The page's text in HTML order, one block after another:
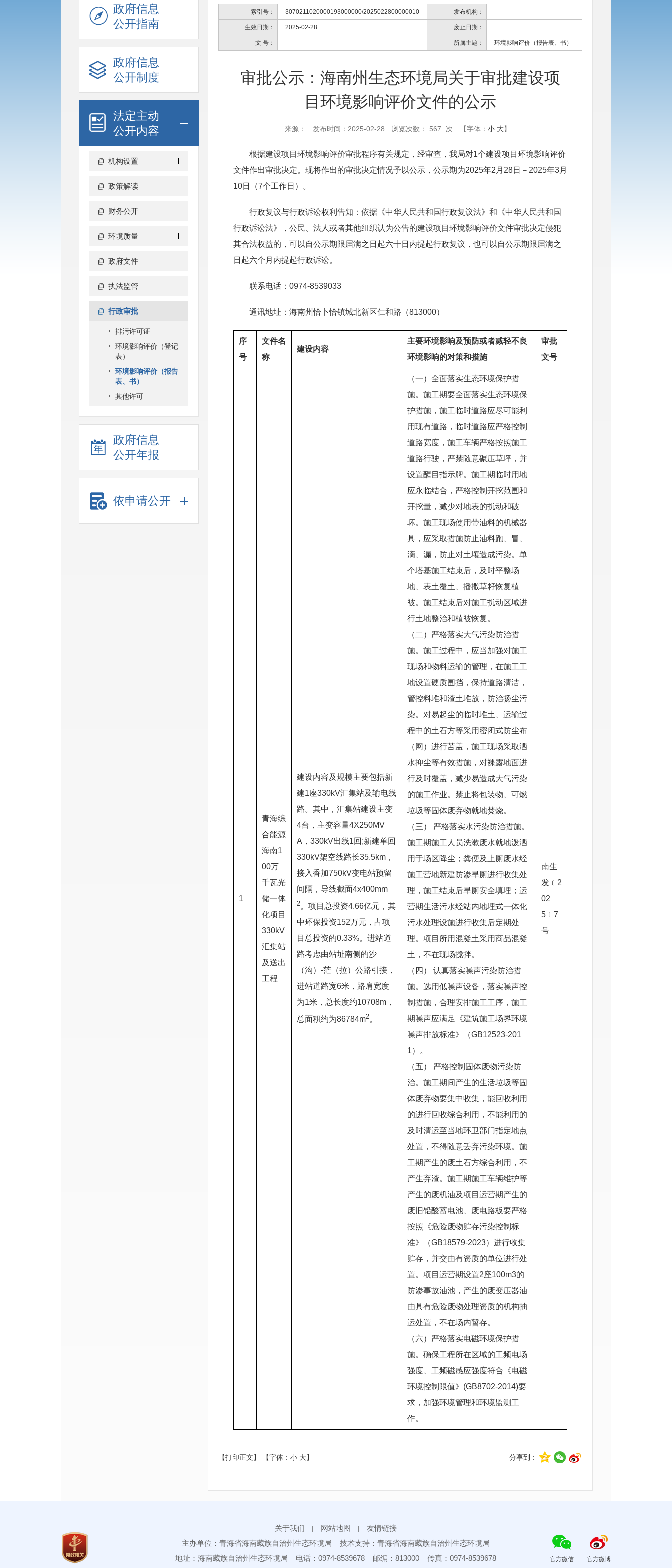
政府信息
公开指南
政府信息
公开制度
法定主动
公开内容
机构设置
政策解读
财务公开
环境质量
政府文件
执法监管
行政审批
排污许可证
环境影响评价（登记
表）
环境影响评价（报告
表、书）
其他许可
政府信息
公开年报
依申请公开
索引号： 3070211020000193000000/2025022800000010 发布机构：
生效日期： 2025-02-28 废止日期：
文 号： 所属主题： 环境影响评价（报告表、书）
审批公示：海南州生态环境局关于审批建设项
目环境影响评价文件的公示
来源： 发布时间：2025-02-28 浏览次数： 567 次 【字体： 小 大】
根据建设项目环境影响评价审批程序有关规定，经审查，我局对1个建设项目环境影响评价
文件作出审批决定。现将作出的审批决定情况予以公示，公示期为2025年2月28日－2025年3月
10日（7个工作日）。
行政复议与行政诉讼权利告知：依据《中华人民共和国行政复议法》和《中华人民共和国
行政诉讼法》，公民、法人或者其他组织认为公告的建设项目环境影响评价文件审批决定侵犯
其合法权益的，可以自公示期限届满之日起六十日内提起行政复议，也可以自公示期限届满之
日起六个月内提起行政诉讼。
联系电话：0974-8539033
通讯地址：海南州恰卜恰镇城北新区仁和路（813000）
序
号
文件名
称
建设内容
主要环境影响及预防或者减轻不良
环境影响的对策和措施
审批
文号
1
青海综
合能源
海南1
00万
千瓦光
储一体
化项目
330kV
汇集站
及送出
工程
建设内容及规模主要包括新
建1座330kV汇集站及输电线
路。其中，汇集站建设主变
4台，主变容量4X250MV
A，330kV出线1回;新建单回
330kV架空线路长35.5km，
接入香加750kV变电站预留
间隔，导线截面4x400mm
2。项目总投资4.66亿元，其
中环保投资152万元，占项
目总投资的0.33%。进站道
路考虑由站址南侧的沙
（沟）-茫（拉）公路引接，
进站道路宽6米，路肩宽度
为1米，总长度约10708m，
总面积约为86784m2。
（一）全面落实生态环境保护措
施。施工期要全面落实生态环境保
护措施，施工临时道路应尽可能利
用现有道路，临时道路应严格控制
道路宽度，施工车辆严格按照施工
道路行驶，严禁随意碾压草坪，并
设置醒目指示牌。施工期临时用地
应永临结合，严格控制开挖范围和
开挖量，减少对地表的扰动和破
坏。施工现场使用带油料的机械器
具，应采取措施防止油料跑、冒、
滴、漏，防止对土壤造成污染。单
个塔基施工结束后，及时平整场
地、表土覆土、播撒草籽恢复植
被。施工结束后对施工扰动区域进
行土地整治和植被恢复。
（二）严格落实大气污染防治措
施。施工过程中，应当加强对施工
现场和物料运输的管理，在施工工
地设置硬质围挡，保持道路清洁，
管控料堆和渣土堆放，防治扬尘污
染。对易起尘的临时堆土、运输过
程中的土石方等采用密闭式防尘布
（网）进行苫盖，施工现场采取洒
水抑尘等有效措施，对裸露地面进
行及时覆盖，减少易造成大气污染
的施工作业。禁止将包装物、可燃
垃圾等固体废弃物就地焚烧。
（三） 严格落实水污染防治措施。
施工期施工人员洗漱废水就地泼洒
用于场区降尘；粪便及上厕废水经
施工营地新建防渗旱厕进行收集处
理，施工结束后旱厕安全填埋；运
营期生活污水经站内地埋式一体化
污水处理设施进行收集后定期处
理。项目所用混凝土采用商品混凝
土，不在现场搅拌。
（四） 认真落实噪声污染防治措
施。选用低噪声设备，落实噪声控
制措施，合理安排施工工序，施工
期噪声应满足《建筑施工场界环境
噪声排放标准》（GB12523-201
1）。
（五） 严格控制固体废物污染防
治。施工期间产生的生活垃圾等固
体废弃物要集中收集，能回收利用
的进行回收综合利用，不能利用的
及时清运至当地环卫部门指定地点
处置，不得随意丢弃污染环境。施
工期产生的废土石方综合利用，不
产生弃渣。施工期施工车辆维护等
产生的废机油及项目运营期产生的
废旧铅酸蓄电池、废电路板要严格
按照《危险废物贮存污染控制标
准》（GB18579-2023）进行收集
贮存，并交由有资质的单位进行处
置。项目运营期设置2座100m3的
防渗事故油池，产生的废变压器油
由具有危险废物处理资质的机构抽
运处置，不在场内暂存。
（六）严格落实电磁环境保护措
施。确保工程所在区域的工频电场
强度、工频磁感应强度符合《电磁
环境控制限值》(GB8702-2014)要
求，加强环境管理和环境监测工
作。
南生
发﹝2
02
5﹞7
号
【打印正文】 分享到：
【字体： 小 大】
关于我们 | 网站地图 |
友情链接
主办单位：青海省海南藏族自治州生态环境局 技术支持：青海省海南藏族自治州生态环境局
地址：海南藏族自治州生态环境局 电话：0974-8539678 邮编：813000 传真：0974-8539678
官方微博
官方微信